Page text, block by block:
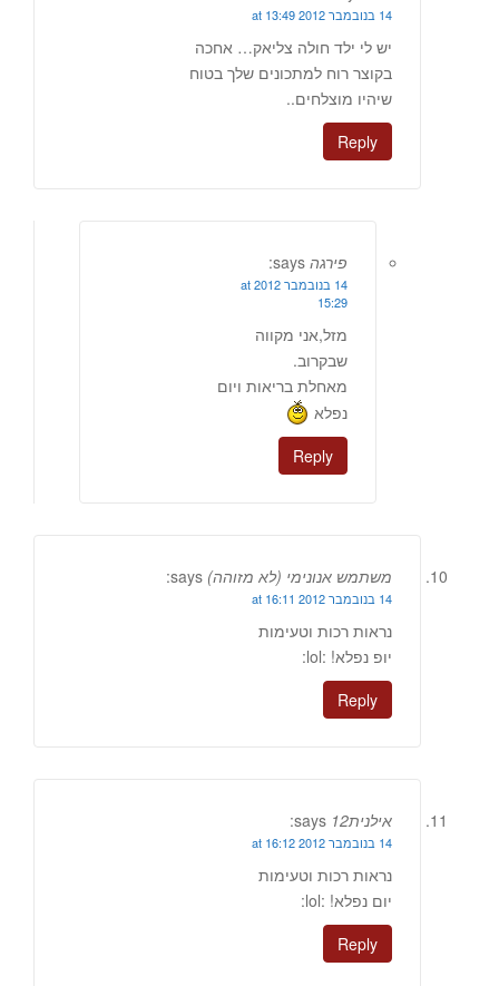
14 בנובמבר 2012 at 13:49
יש לי ילד חולה צליאק… אחכה
בקוצר רוח למתכונים שלך בטוח
שיהיו מוצלחים..
Reply
פירגה says:
14 בנובמבר 2012 at
15:29
מזל,אני מקווה
שבקרוב.
מאחלת בריאות ויום
נפלא
Reply
משתמש אנונימי (לא מזוהה) says:
14 בנובמבר 2012 at 16:11
נראות רכות וטעימות
יופ נפלא! :lol:
Reply
אילנית12 says:
14 בנובמבר 2012 at 16:12
נראות רכות וטעימות
יום נפלא! :lol:
Reply